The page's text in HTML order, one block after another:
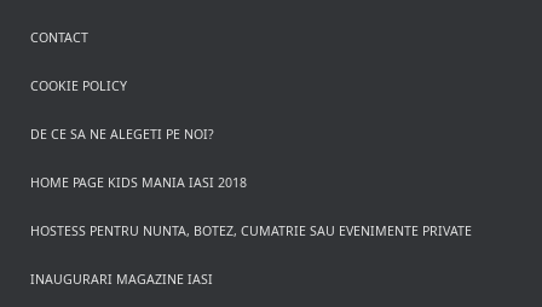
CONTACT
COOKIE POLICY
DE CE SA NE ALEGETI PE NOI?
HOME PAGE KIDS MANIA IASI 2018
HOSTESS PENTRU NUNTA, BOTEZ, CUMATRIE SAU EVENIMENTE PRIVATE
INAUGURARI MAGAZINE IASI